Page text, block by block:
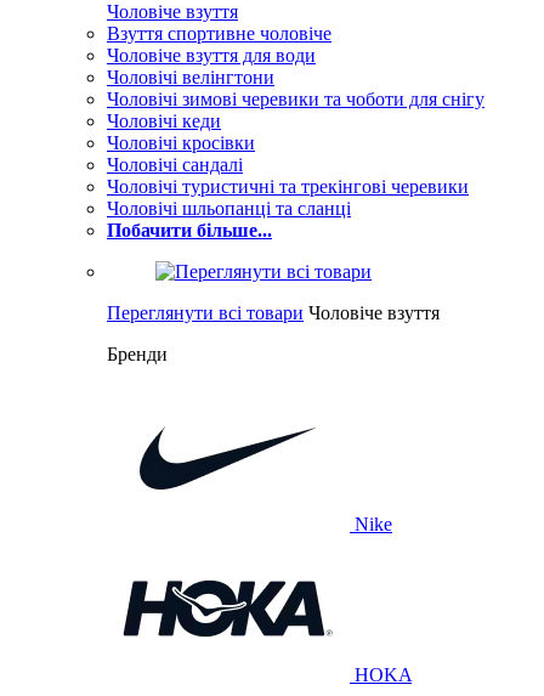
Чоловіче взуття
Взуття спортивне чоловіче
Чоловіче взуття для води
Чоловічі велінгтони
Чоловічі зимові черевики та чоботи для снігу
Чоловічі кеди
Чоловічі кросівки
Чоловічі сандалі
Чоловічі туристичні та трекінгові черевики
Чоловічі шльопанці та сланці
Побачити більше...
Переглянути всі товари Чоловіче взуття
Бренди
Nike
HOKA